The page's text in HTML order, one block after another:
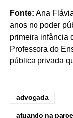
Fonte: Ana
anos no poder
primeira infância
Professora do
pública privada
advogada
atuando na